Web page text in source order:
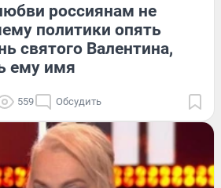
россиянам не
политики опять
святого Валентина,
ему имя
559 Обсудить